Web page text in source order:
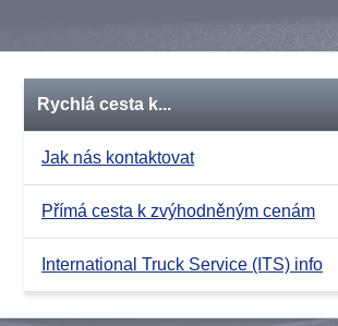
Rychlá cesta k...
Jak nás kontaktovat
Přímá cesta k zvýhodněným cenám
International Truck Service (ITS) info